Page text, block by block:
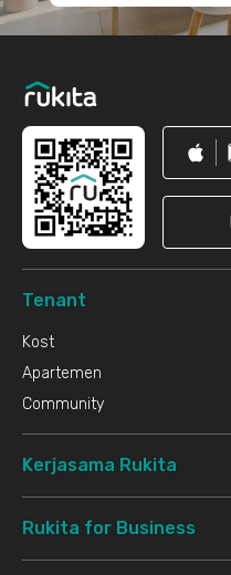
Tenant
Kost
Apartemen
Community
Kerjasama Rukita
Rukita for Business